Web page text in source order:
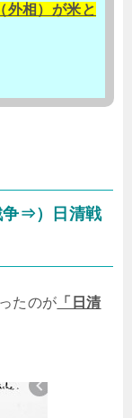
外相）が米と
争⇒）日清戦
たのが 「日清